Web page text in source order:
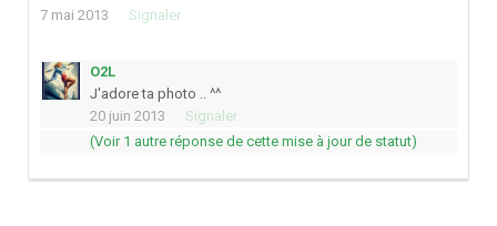
7 mai 2013 Signaler
O2L
J'adore ta photo .. ^^
20 juin 2013
Signaler
(Voir 1 autre réponse de cette mise à jour de statut)